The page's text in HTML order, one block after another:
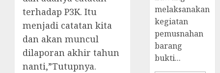
terhadap P3K. Itu
menjadi catatan kita
dan akan muncul
dilaporan akhir tahun
nanti,”Tutupnya.
melaksanakan
kegiatan
pemusnahan
barang
bukti...